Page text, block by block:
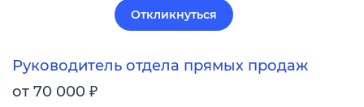
Откликнуться
Руководитель отдела прямых продаж
от 70 000 ₽